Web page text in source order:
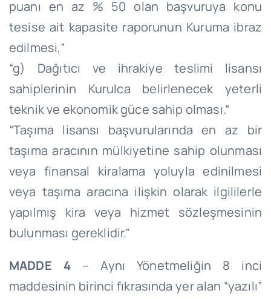
puanı en az % 50 olan başvuruya konu
tesise ait kapasite raporunun Kuruma ibraz
edilmesi,”
“g) Dağıtıcı ve ihrakiye teslimi lisansı
sahiplerinin Kurulca belirlenecek yeterli
teknik ve ekonomik güce sahip olması.”
“Taşıma lisansı başvurularında en az bir
taşıma aracının mülkiyetine sahip olunması
veya finansal kiralama yoluyla edinilmesi
veya taşıma aracına ilişkin olarak ilgililerle
yapılmış kira veya hizmet sözleşmesinin
bulunması gereklidir.”
MADDE 4 – Aynı Yönetmeliğin 8 inci
maddesinin birinci fıkrasında yer alan “yazılı”